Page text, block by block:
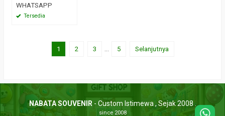
WHATSAPP
Tersedia
1 2 3 5 Selanjutnya
NABATA SOUVENIR - Custom Istimewa , Sejak 2008 .
since 2008